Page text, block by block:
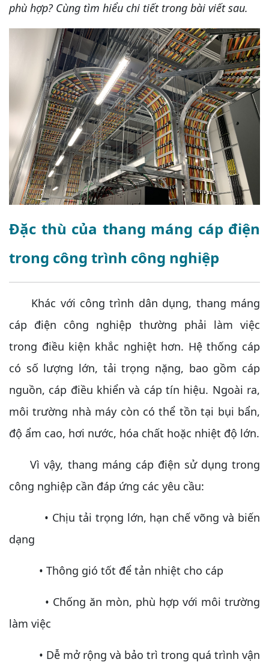
phù hợp? Cùng tìm hiểu chi tiết trong bài viết sau.
Đặc thù của thang máng cáp điện
trong công trình công nghiệp
Khác với công trình dân dụng, thang máng
cáp điện công nghiệp thường phải làm việc
trong điều kiện khắc nghiệt hơn. Hệ thống cáp
có số lượng lớn, tải trọng nặng, bao gồm cáp
nguồn, cáp điều khiển và cáp tín hiệu. Ngoài ra,
môi trường nhà máy còn có thể tồn tại bụi bẩn,
độ ẩm cao, hơi nước, hóa chất hoặc nhiệt độ lớn.
Vì vậy, thang máng cáp điện sử dụng trong
công nghiệp cần đáp ứng các yêu cầu:
• Chịu tải trọng lớn, hạn chế võng và biến
dạng
• Thông gió tốt để tản nhiệt cho cáp
• Chống ăn mòn, phù hợp với môi trường
làm việc
• Dễ mở rộng và bảo trì trong quá trình vận